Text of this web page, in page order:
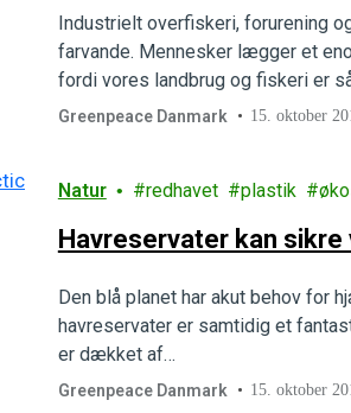
Industrielt overfiskeri, forurening
farvande. Mennesker lægger et
fordi vores landbrug og fiskeri er
Greenpeace Danmark 15. oktober
Natur redhavet plastik
Havreservater kan
Den blå planet har akut behov
havreservater er samtidig et
er dækket af…
Greenpeace Danmark 15. oktober